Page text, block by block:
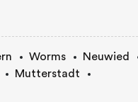
Worms
Neuwied
Mutterstadt